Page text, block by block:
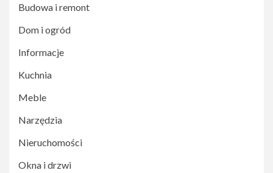
Budowa i remont
Dom i ogród
Informacje
Kuchnia
Meble
Narzędzia
Nieruchomości
Okna i drzwi